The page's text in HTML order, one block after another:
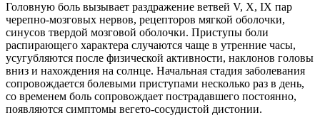
Головную боль вызывает раздражение ветвей V, X, IX пар
черепно-мозговых нервов, рецепторов мягкой оболочки,
синусов твердой мозговой оболочки. Приступы боли
распирающего характера случаются чаще в утренние часы,
усугубляются после физической активности, наклонов головы
вниз и нахождения на солнце. Начальная стадия заболевания
сопровождается болевыми приступами несколько раз в день,
со временем боль сопровождает пострадавшего постоянно,
появляются симптомы вегето-сосудистой дистонии.